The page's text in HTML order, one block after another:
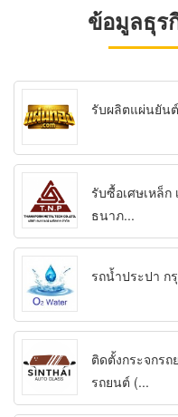
ข้อมูลธุร
รับผลิตแผ่นยัน
รับซื้อเศษเหล็ก
ธนาภ...
รถน้ำประปา ก
ติดตั้งกระจกร
รถยนต์ (...